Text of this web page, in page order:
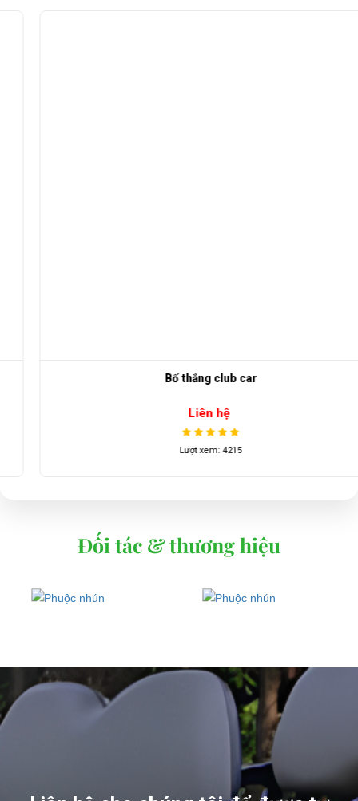
Bố thắng club car
Liên hệ
Lượt xem: 4215
Đối tác & thương hiệu